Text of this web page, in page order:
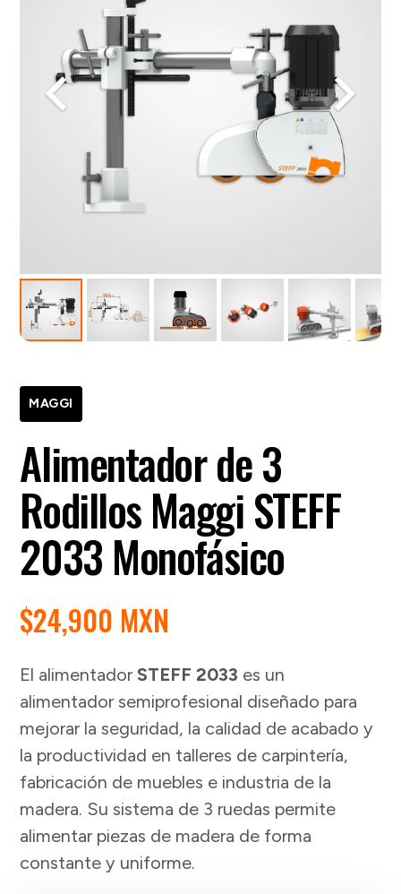
MAGGI
Alimentador de 3
Rodillos Maggi STEFF
2033 Monofásico
$24,900 MXN
El alimentador STEFF 2033 es un
alimentador semiprofesional diseñado para
mejorar la seguridad, la calidad de acabado y
la productividad en talleres de carpintería,
fabricación de muebles e industria de la
madera. Su sistema de 3 ruedas permite
alimentar piezas de madera de forma
constante y uniforme.